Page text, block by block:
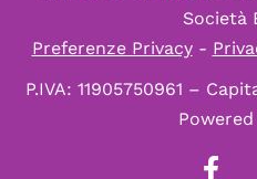
Società
Preferenze Privacy-
P.IVA: 11905750961 –